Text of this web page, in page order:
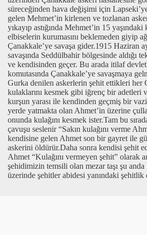
süreceğinden hava değişimi için
gelen Mehmet’in kirlenen ve tozlanan
yıkayıp astığında Mehmet’in 15
elbiselerin kurumasını beklemeden giyip
Çanakkale’ye savaşa gider.1915 Haziran
savaşında Seddülbahir bölgesinde aldığı
ve kendisinden geçer. Bu arada itilaf
komutasında Çanakkale’ye savaşmaya
Gurka denilen askerlerin şehit ettikleri her
kulaklarını kesmek gibi iğrenç bir adetleri
kurşun yarası ile kendinden geçmiş bir
yerde yatmakta olan Ahmet’in üzerine
onunda kulağını kesmek ister.Tam bu
çavuşu seslenir “Sakın kulağını verme
kendisine gelen Ahmet son bir gayret ile
askerini öldürür.Daha sonra kendisi şehit
Ahmet “Kulağını vermeyen şehit” olarak
şehidimizin temsili olan mezar taşı şu anda
üzerinde şehitler abidesi yanındaki şehitlik